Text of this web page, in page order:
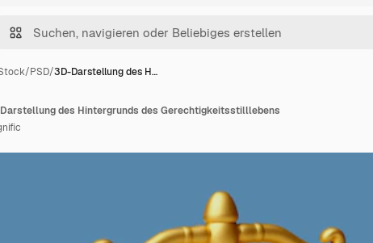
/PSD/3D-Darstellung des H…
des Hintergrunds des Gerechtigkeitsstilllebens